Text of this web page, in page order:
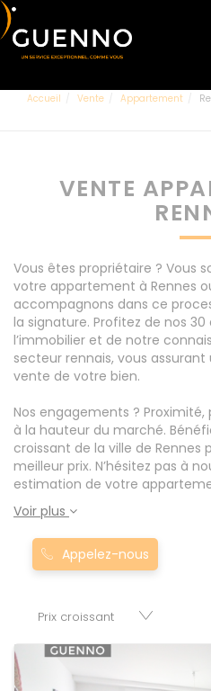
Accueil Vente Appartement
VENTE
Vous êtes propriétaire ? Vous
votre appartement à Rennes
accompagnons dans ce
la signature. Profitez de nos 30
l’immobilier et de notre
secteur rennais, vous
vente de votre bien.
Nos engagements ?
à la hauteur du marché.
croissant de la ville de
meilleur prix. N’hésitez pas à
estimation de votre
Voir plus
Appelez-nous